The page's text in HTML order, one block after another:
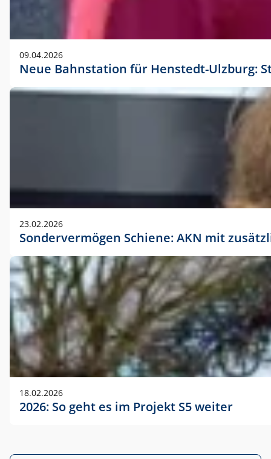
09.04.2026
Neue Bahnstation für Henstedt-Ulzburg:
23.02.2026
Sondervermögen Schiene: AKN mit
18.02.2026
2026: So geht es im Projekt S5 weiter